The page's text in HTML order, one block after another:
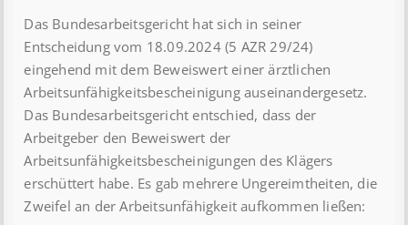
Das Bundesarbeitsgericht hat sich in seiner
Entscheidung vom 18.09.2024 (5 AZR 29/24)
eingehend mit dem Beweiswert einer ärztlichen
Arbeitsunfähigkeitsbescheinigung auseinandergesetz.
Das Bundesarbeitsgericht entschied, dass der
Arbeitgeber den Beweiswert der
Arbeitsunfähigkeitsbescheinigungen des Klägers
erschüttert habe. Es gab mehrere Ungereimtheiten, die
Zweifel an der Arbeitsunfähigkeit aufkommen ließen: